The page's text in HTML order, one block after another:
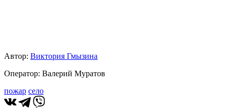
Автор: Виктория Гмызина
Оператор: Валерий Муратов
пожар село